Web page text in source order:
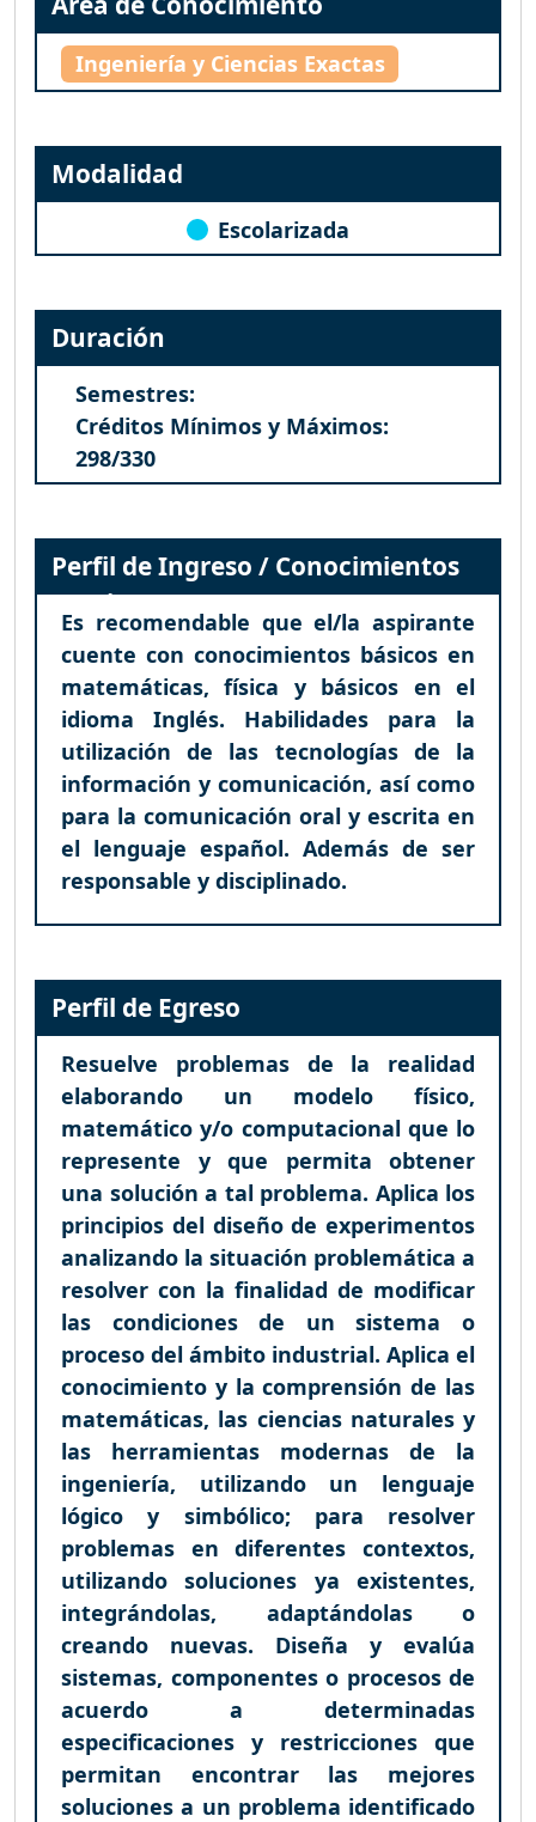
Ingeniería y Ciencias Exactas
Modalidad
Escolarizada
Duración
Semestres:
Créditos Mínimos y Máximos:
298/330
Perfil de Ingreso / Conocimientos
Previos
Es recomendable que el/la aspirante
cuente con conocimientos básicos en
matemáticas, física y básicos en el
idioma Inglés. Habilidades para la
utilización de las tecnologías de la
información y comunicación, así como
para la comunicación oral y escrita en
el lenguaje español. Además de ser
responsable y disciplinado.
Perfil de Egreso
Resuelve problemas de la realidad
elaborando un modelo físico,
matemático y/o computacional que lo
represente y que permita obtener
una solución a tal problema. Aplica los
principios del diseño de experimentos
analizando la situación problemática a
resolver con la finalidad de modificar
las condiciones de un sistema o
proceso del ámbito industrial. Aplica el
conocimiento y la comprensión de las
matemáticas, las ciencias naturales y
las herramientas modernas de la
ingeniería, utilizando un lenguaje
lógico y simbólico; para resolver
problemas en diferentes contextos,
utilizando soluciones ya existentes,
integrándolas, adaptándolas o
creando nuevas. Diseña y evalúa
sistemas, componentes o procesos de
acuerdo a determinadas
especificaciones y restricciones que
permitan encontrar las mejores
soluciones a un problema identificado